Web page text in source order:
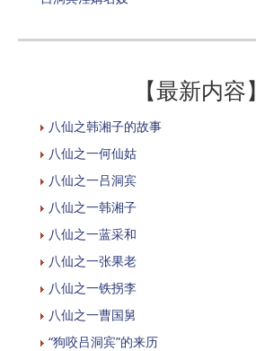
【最新内容】
八仙之韩湘子的故事
八仙之一何仙姑
八仙之一吕洞宾
八仙之一韩湘子
八仙之一蓝采和
八仙之一张果老
八仙之一铁拐李
八仙之一曹国舅
“狗咬吕洞宾”的来历